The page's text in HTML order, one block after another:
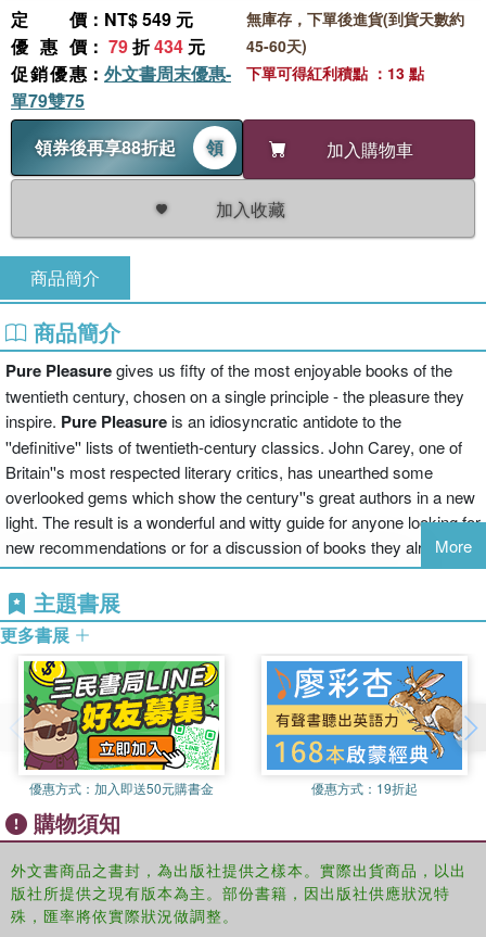
定價 ：NT$ 549 元
優惠價 ： 79折434 元
促銷優惠 ： 外文書周末優惠-
單79雙75
領券後再享88折起
領 加入購物車
加入收藏
無庫存，下單後進貨(到貨天數約
45-60天)
下單可得紅利積點 ：13 點
商品簡介
商品簡介
Pure Pleasuregives us fifty of the most enjoyable books of the
twentieth century, chosen on a single principle - the pleasure they
inspire. Pure Pleasureis an idiosyncratic antidote to the
''definitive'' lists of twentieth-century classics. John Carey, one of
Britain''s most respected literary critics, has unearthed some
overlooked gems which show the century''s great authors in a new
light. The result is a wonderful and witty guide for anyone looking for
new recommendations or for a discussion of books they already
know and love. First published weekly in theSunday Timesas
''John Carey''s Books of the Century'', the accompanying essays
generated intense reader interest, and this collection includes a
discussion of the letters of applause, outrage, debate and dissent
they provoked.
More
主題書展
更多書展
優惠方式： 加入即送50元購書金 優惠方式： 19折起
購物須知
外文書商品之書封，為出版社提供之樣本。實際出貨商品，以出
版社所提供之現有版本為主。部份書籍，因出版社供應狀況特
殊，匯率將依實際狀況做調整。